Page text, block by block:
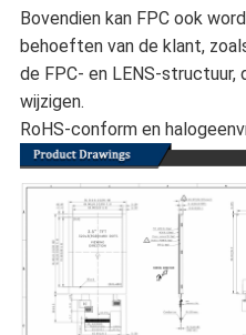
Bovendien kan FPC ook
behoeften van de klant,
de FPC- en LENS-
wijzigen.
RoHS-conform en